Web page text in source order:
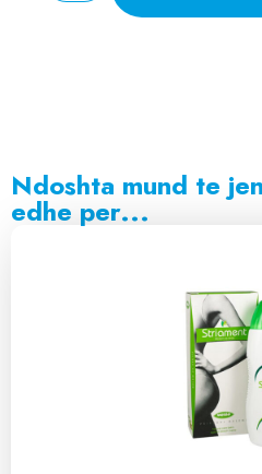
Ndoshta mund te
edhe per...